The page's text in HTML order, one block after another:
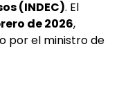
(INDEC). El
de 2026,
por el ministro de